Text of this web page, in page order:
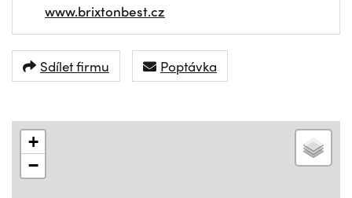
www.brixtonbest.cz
Sdílet firmu Poptávka
+
−